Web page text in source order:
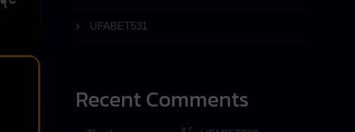
UFABET531
Recent Comments